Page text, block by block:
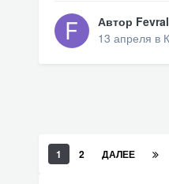
Автор
13 апреля в
1 2 ДАЛЕЕ